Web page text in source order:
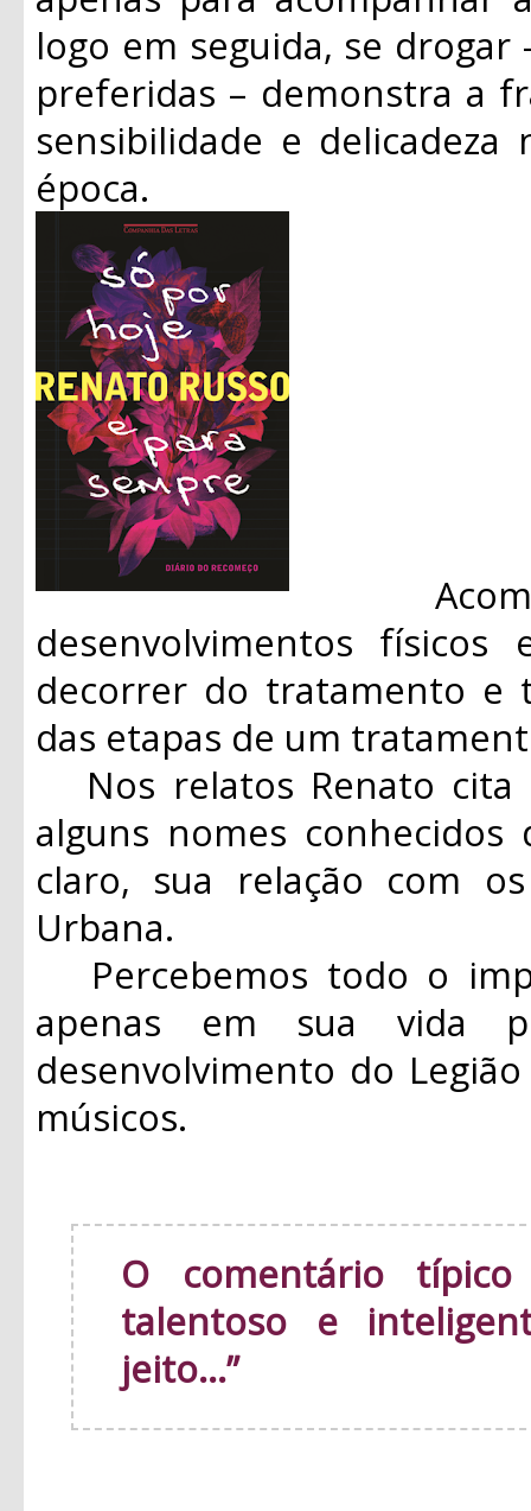
logo em seguida, se
preferidas – demonstra a
sensibilidade e
época.
desenvolvimentos
decorrer do tratamento e
das etapas de um
Nos relatos Renato cita
alguns nomes
claro, sua relação com
Urbana.
Percebemos todo o
apenas em sua vida
desenvolvimento do
músicos.
O comentário
talentoso e
jeito...”